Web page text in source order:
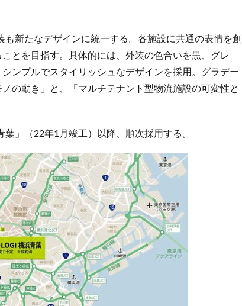
新たなデザインに統一する。各施設に共通の表情を創
とを目指す。具体的には、外装の色合いを黒、グレ
ンプルでスタイリッシュなデザインを採用。グラデー
の動き」と、「マルチテナント型物流施設の可変性と
」（22年1月竣工）以降、順次採用する。